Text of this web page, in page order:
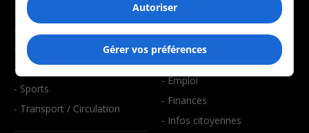
- Éducation
- Environnement
- Faits divers
- Santé et bien-être
- Sports
- Transport / Circulation
- Affaires
- Emploi
- Finances
- Infos citoyennes
Autoriser
Gérer vos préférences